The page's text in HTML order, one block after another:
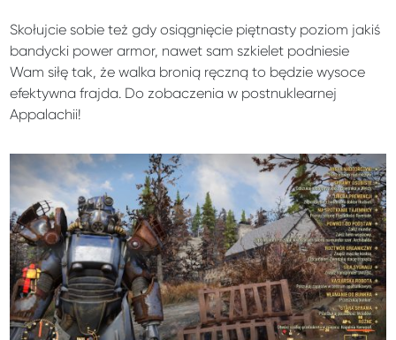
Skołujcie sobie też gdy osiągnięcie piętnasty poziom jakiś
bandycki power armor, nawet sam szkielet podniesie
Wam siłę tak, że walka bronią ręczną to będzie wysoce
efektywna frajda. Do zobaczenia w postnuklearnej
Appalachii!